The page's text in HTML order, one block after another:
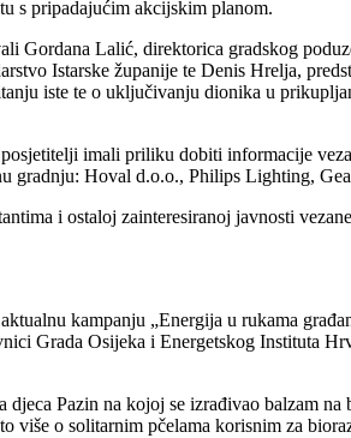
s pripadajućim akcijskim planom.
Gordana Lalić, direktorica gradskog
Istarske županije te Denis Hrelja,
iste te o uključivanju dionika u
imali priliku dobiti informacije
gradnju: Hoval d.o.o., Philips Lighting,
i ostaloj zainteresiranoj javnosti
kampanju „Energija u rukama
Grada Osijeka i Energetskog Instituta
Pazin na kojoj se izrađivao balzam
više o solitarnim pčelama korisnim za